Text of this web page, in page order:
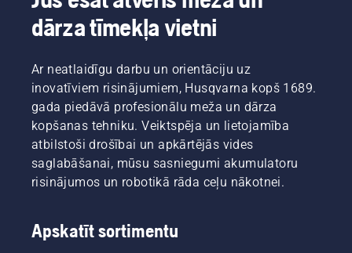
dārza tīmekļa vietni
Ar neatlaidīgu darbu un orientāciju uz
inovatīviem risinājumiem, Husqvarna kopš 1689.
gada piedāvā profesionālu meža un dārza
kopšanas tehniku. Veiktspēja un lietojamība
atbilstoši drošībai un apkārtējās vides
saglabāšanai, mūsu sasniegumi akumulatoru
risinājumos un robotikā rāda ceļu nākotnei.
Apskatīt sortimentu